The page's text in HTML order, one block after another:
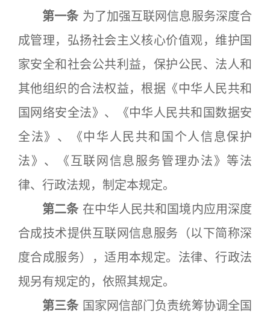
第一条 为了加强互联网信息服务深度合
成管理，弘扬社会主义核心价值观，维护国
家安全和社会公共利益，保护公民、法人和
其他组织的合法权益，根据《中华人民共和
国网络安全法》、《中华人民共和国数据安
全法》、《中华人民共和国个人信息保护
法》、《互联网信息服务管理办法》等法
律、行政法规，制定本规定。
第二条 在中华人民共和国境内应用深度
合成技术提供互联网信息服务（以下简称深
度合成服务），适用本规定。法律、行政法
规另有规定的，依照其规定。
第三条 国家网信部门负责统筹协调全国